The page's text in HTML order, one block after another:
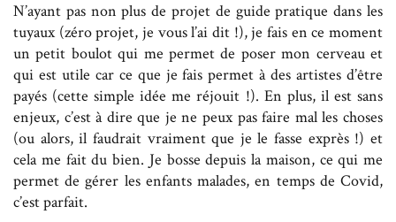
N’ayant pas non plus de projet de guide pratique dans les
tuyaux (zéro projet, je vous l’ai dit !), je fais en ce moment
un petit boulot qui me permet de poser mon cerveau et
qui est utile car ce que je fais permet à des artistes d’être
payés (cette simple idée me réjouit !). En plus, il est sans
enjeux, c’est à dire que je ne peux pas faire mal les choses
(ou alors, il faudrait vraiment que je le fasse exprès !) et
cela me fait du bien. Je bosse depuis la maison, ce qui me
permet de gérer les enfants malades, en temps de Covid,
c’est parfait.